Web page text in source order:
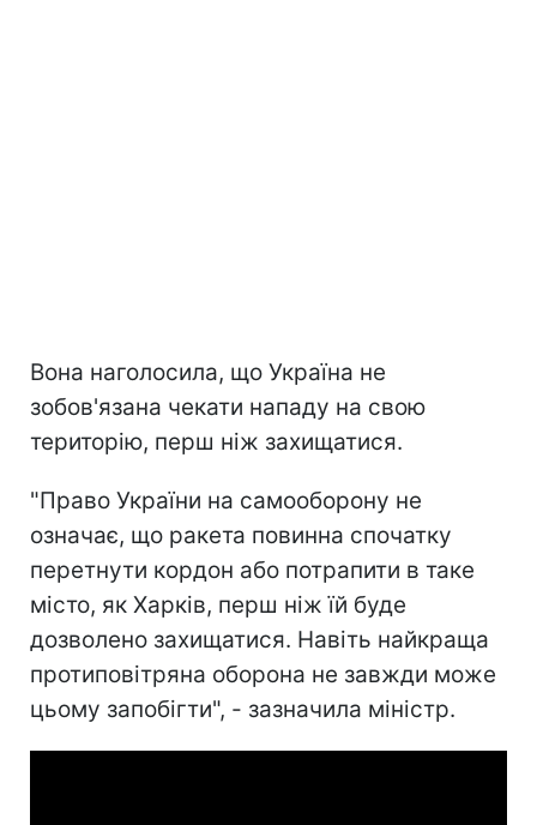
Вона наголосила, що Україна не
зобов'язана чекати нападу на свою
територію, перш ніж захищатися.
"Право України на самооборону не
означає, що ракета повинна спочатку
перетнути кордон або потрапити в таке
місто, як Харків, перш ніж їй буде
дозволено захищатися. Навіть найкраща
протиповітряна оборона не завжди може
цьому запобігти", - зазначила міністр.